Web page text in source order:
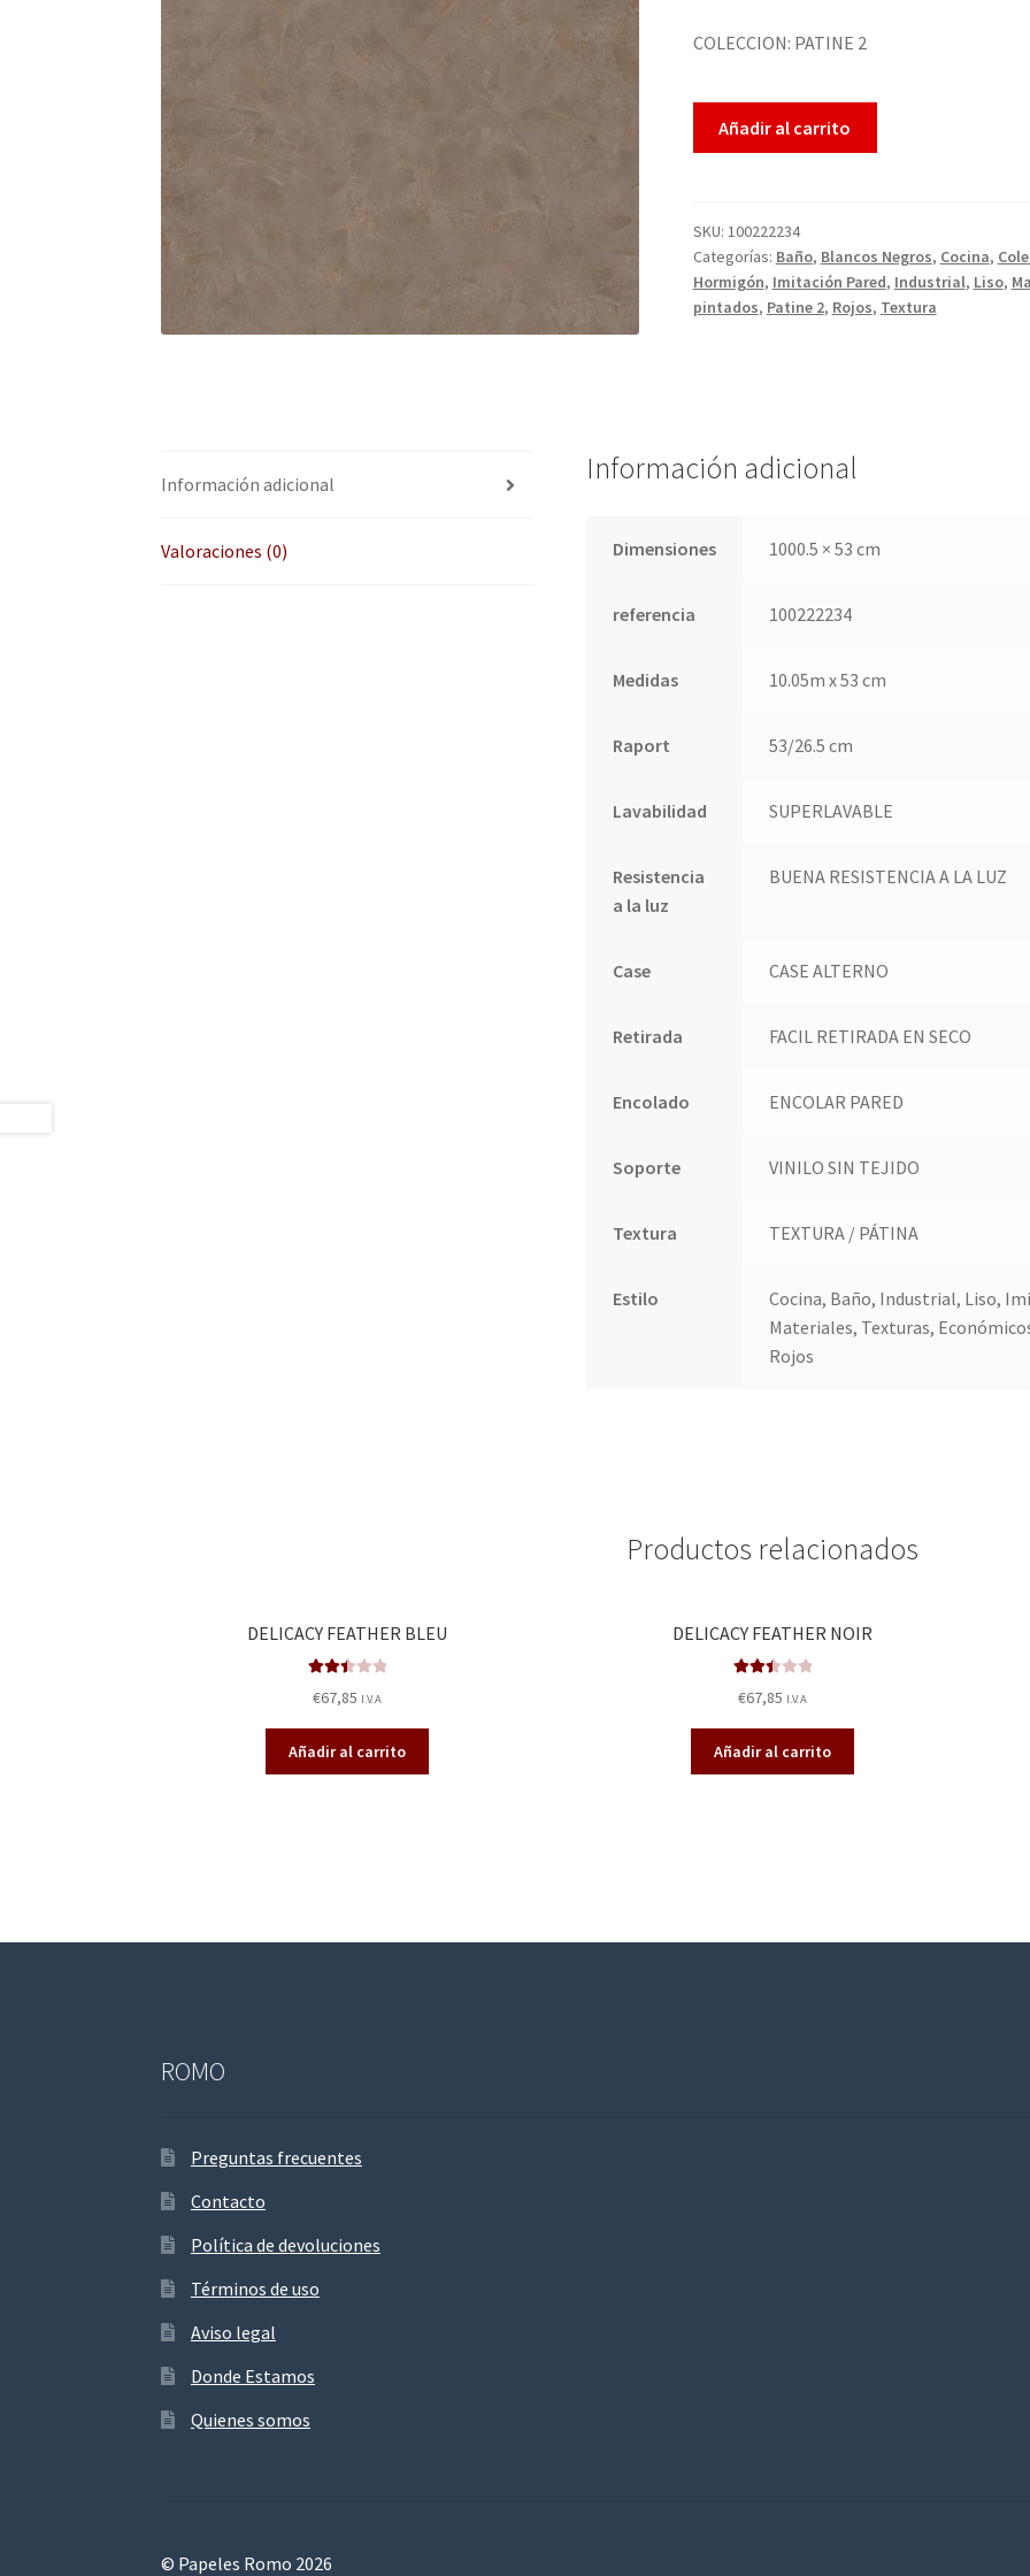
COLECCION: PATINE 2
Añadir al carrito
SKU: 100222234
Categorías: Baño, Blancos Negros, Cocina,
Hormigón, Imitación Pared, Industrial, Liso,
pintados, Patine 2, Rojos, Textura
Información adicional
Valoraciones (0)
Información adicional
Dimensiones 1000.5 × 53 cm
referencia 100222234
Medidas 10.05m x 53 cm
Raport 53/26.5 cm
Lavabilidad SUPERLAVABLE
Resistencia
a la luz
BUENA RESISTENCIA A LA LUZ
Case CASE ALTERNO
Retirada FACIL RETIRADA EN SECO
Encolado ENCOLAR PARED
Soporte VINILO SIN TEJIDO
Textura TEXTURA / PÁTINA
Estilo
Cocina, Baño, Industrial, Liso,
Materiales, Texturas,
Rojos
Productos relacionados
DELICACY FEATHER BLEU
do en
2.47
de 5
€67,85 I.V.A
Añadir al carrito
DELICACY FEATHER NOIR
do en
2.53
de 5
€67,85 I.V.A
Añadir al carrito
ROMO
Preguntas frecuentes
Contacto
Política de devoluciones
Términos de uso
Aviso legal
Donde Estamos
Quienes somos
© Papeles Romo 2026